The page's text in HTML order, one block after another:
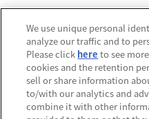
お問い合わせ
利用規約
Do Not Sell
We use unique personal
analyze our traffic and to
Please click here to see
cookies and the retention
sell or share information
to/with our analytics and
combine it with other